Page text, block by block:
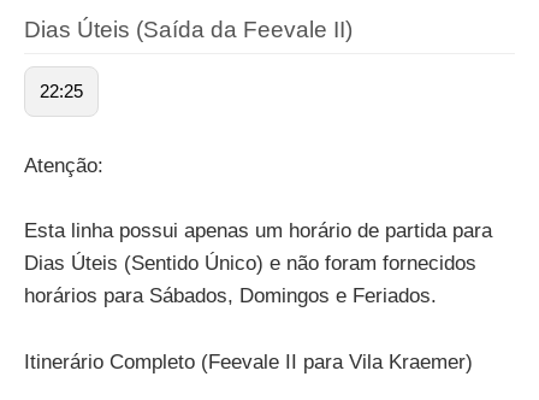
Dias Úteis (Saída da Feevale II)
22:25
Atenção:
Esta linha possui apenas um horário de partida para
Dias Úteis (Sentido Único) e não foram fornecidos
horários para Sábados, Domingos e Feriados.
Itinerário Completo (Feevale II para Vila Kraemer)